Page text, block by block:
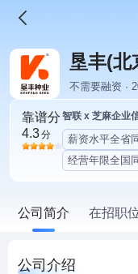
垦丰(北
不需要融资 ·
靠谱分
4.3分
智联 x 芝麻企业
薪资水平全省
经营年限全国
公司简介 在招职
公司介绍